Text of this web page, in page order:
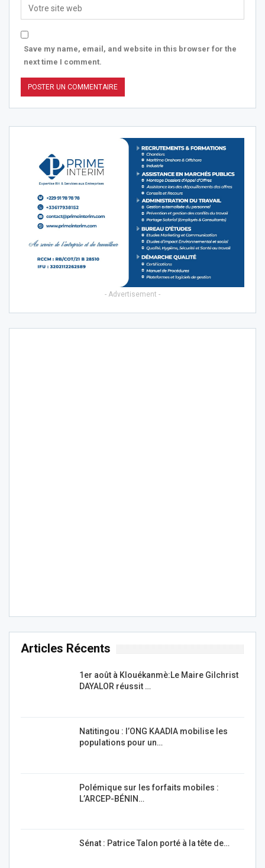
Save my name, email, and website in this browser for the
next time I comment.
- Advertisement -
Articles Récents
1er août à Klouékanmè:Le Maire Gilchrist
DAYALOR réussit …
Natitingou : l’ONG KAADIA mobilise les
populations pour un…
Polémique sur les forfaits mobiles :
L’ARCEP-BÉNIN…
Sénat : Patrice Talon porté à la tête de…